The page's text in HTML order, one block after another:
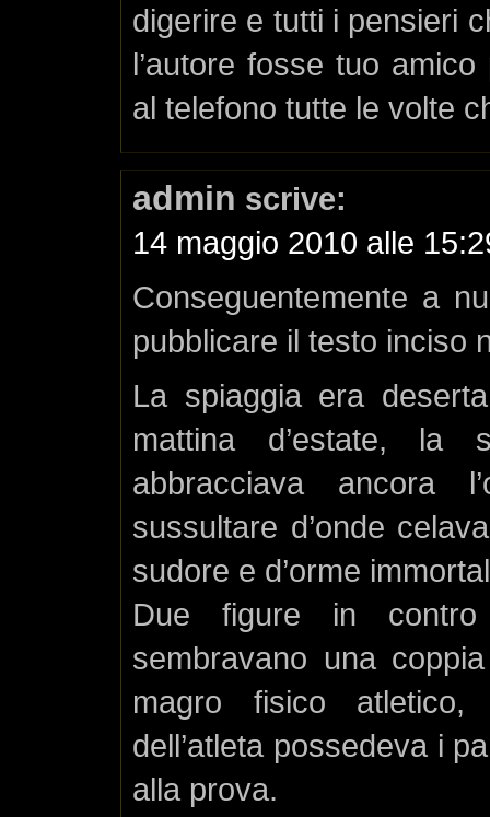
digerire e tutti i pensieri
l’autore fosse tuo
al telefono tutte le volte
admin scrive:
14 maggio 2010 alle
Conseguentemente a
pubblicare il testo inciso
La spiaggia era
mattina d’estate, la
abbracciava ancora
sussultare d’onde
sudore e d’orme
Due figure in contro
sembravano una
magro fisico atletico,
dell’atleta possedeva i
alla prova.